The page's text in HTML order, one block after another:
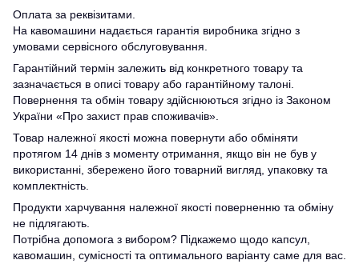
Оплата за реквізитами.
На кавомашини надається гарантія виробника згідно з
умовами сервісного обслуговування.
Гарантійний термін залежить від конкретного товару та
зазначається в описі товару або гарантійному талоні.
Повернення та обмін товару здійснюються згідно із Законом
України «Про захист прав споживачів».
Товар належної якості можна повернути або обміняти
протягом 14 днів з моменту отримання, якщо він не був у
використанні, збережено його товарний вигляд, упаковку та
комплектність.
Продукти харчування належної якості поверненню та обміну
не підлягають.
Потрібна допомога з вибором? Підкажемо щодо капсул,
кавомашин, сумісності та оптимального варіанту саме для вас.